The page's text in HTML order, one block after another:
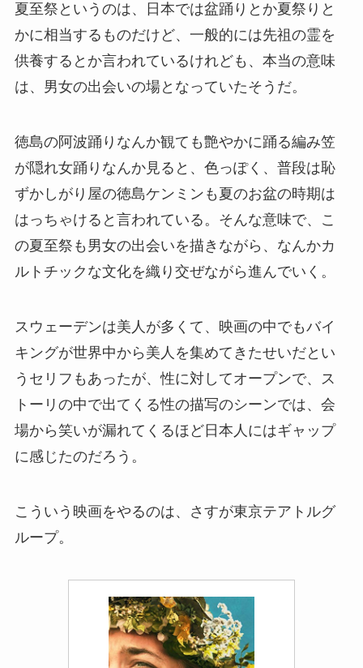
夏至祭というのは、日本では盆踊りとか夏祭りと
かに相当するものだけど、一般的には先祖の霊を
供養するとか言われているけれども、本当の意味
は、男女の出会いの場となっていたそうだ。
徳島の阿波踊りなんか観ても艶やかに踊る編み笠
が隠れ女踊りなんか見ると、色っぽく、普段は恥
ずかしがり屋の徳島ケンミンも夏のお盆の時期は
はっちゃけると言われている。そんな意味で、こ
の夏至祭も男女の出会いを描きながら、なんかカ
ルトチックな文化を織り交ぜながら進んでいく。
スウェーデンは美人が多くて、映画の中でもバイ
キングが世界中から美人を集めてきたせいだとい
うセリフもあったが、性に対してオープンで、ス
トーリの中で出てくる性の描写のシーンでは、会
場から笑いが漏れてくるほど日本人にはギャップ
に感じたのだろう。
こういう映画をやるのは、さすが東京テアトルグ
ループ。